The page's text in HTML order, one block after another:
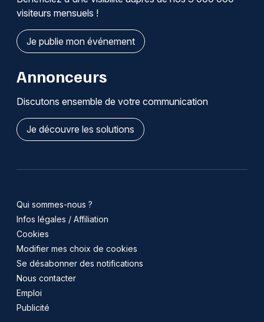
visiteurs mensuels !
Je publie mon événement
Annonceurs
Discutons ensemble de votre communication
Je découvre les solutions
Qui sommes-nous ?
Infos légales / Affiliation
Cookies
Modifier mes choix de cookies
Se désabonner des notifications
Nous contacter
Emploi
Publicité